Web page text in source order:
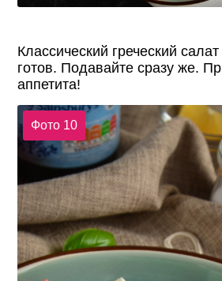
Классический греческий
готов. Подавайте сразу же.
аппетита!
Фото 10